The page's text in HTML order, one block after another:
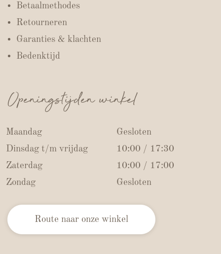
Betaalmethodes
Retourneren
Garanties & klachten
Bedenktijd
Openingstijden winkel
Maandag
Gesloten
Dinsdag t/m vrijdag
10:00 / 17:30
Zaterdag
10:00 / 17:00
Zondag
Gesloten
Route naar onze winkel